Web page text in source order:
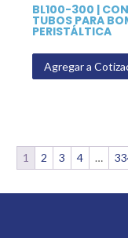
BL100-300 |
TUBOS PARA
PERISTÁLTICA
Agregar a
1 2 3 4 …